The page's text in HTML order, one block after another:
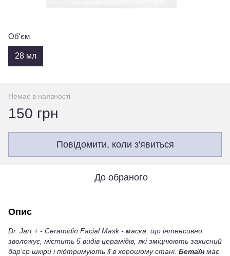
Об'єм
28 мл
Немає в наявності
150 грн
Повідомити, коли з'явиться
До обраного
Опис
Dr. Jart + - Ceramidin Facial Mask - маска, що інтенсивно
зволожує, містить 5 видів церамідів, які зміцнюють захисний
бар'єр шкіри і підтримують її в хорошому стані. Бетаїн має